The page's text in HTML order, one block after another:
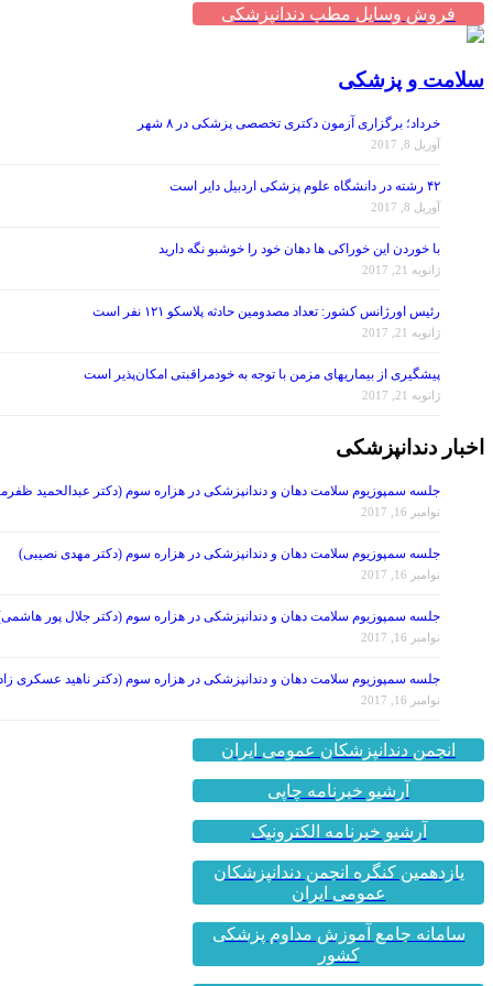
فروش وسایل مطب دندانپزشکی
سلامت و پزشکی
خرداد؛ برگزاری آزمون دکتری تخصصی پزشکی در ۸ شهر
آوریل 8, 2017
۴۲ رشته در دانشگاه علوم پزشکی اردبیل دایر است
آوریل 8, 2017
با خوردن این خوراکی ها دهان خود را خوشبو نگه دارید
ژانویه 21, 2017
رئیس اورژانس کشور: تعداد مصدومین حادثه پلاسکو ۱۲۱ نفر است
ژانویه 21, 2017
پیشگیری از بیماریهای مزمن با توجه به خودمراقبتی امکان‌پذیر است
ژانویه 21, 2017
اخبار دندانپزشکی
جلسه سمپوزیوم سلامت دهان و دندانپزشکی در هزاره سوم (دکتر عبدالحمید
نوامبر 16, 2017
جلسه سمپوزیوم سلامت دهان و دندانپزشکی در هزاره سوم (دکتر مهدی نصیبی)
نوامبر 16, 2017
جلسه سمپوزیوم سلامت دهان و دندانپزشکی در هزاره سوم (دکتر جلال پور
نوامبر 16, 2017
جلسه سمپوزیوم سلامت دهان و دندانپزشکی در هزاره سوم (دکتر ناهید عسکری
نوامبر 16, 2017
انجمن دندانپزشکان عمومی ایران
آرشیو خبرنامه چاپی
آرشیو خبرنامه الکترونیک
یازدهمین کنگره انجمن دندانپزشکان
عمومی ایران
سامانه جامع آموزش مداوم پزشکی
کشور